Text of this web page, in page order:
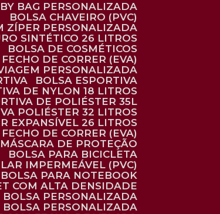
BAG PERSONALIZADA
BOLSA CHAVEIRO (PVC)
ZÍPER PERSONALIZADA
SINTÉTICO 26 LITROS
BOLSA DE COSMÉTICOS
DE CORRER (EVA)
PERSONALIZADA
BOLSA ESPORTIVA
DE NYLON 18 LITROS
DE POLIÉSTER 35L
POLIÉSTER 32 LITROS
EXPANSÍVEL 26 LITROS
DE CORRER (EVA)
DE PROTEÇÃO
BOLSA PARA BICICLETA
IMPERMEÁVEL (PVC)
BOLSA PARA NOTEBOOK
COM ALTA DENSIDADE
BOLSA PERSONALIZADA
BOLSA PERSONALIZADA